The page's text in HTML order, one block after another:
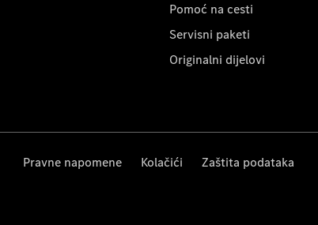
Pomoć na cesti
Servisni paketi
Originalni dijelovi
Pravne napomene Kolačići Zaštita podataka